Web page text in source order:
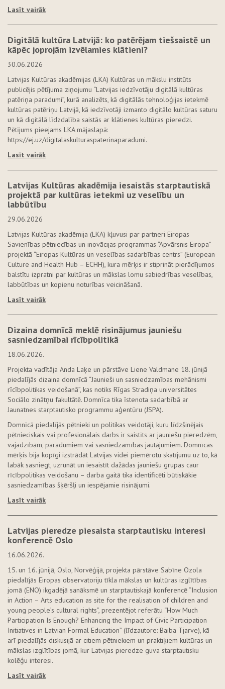
Lasīt vairāk
Digitālā kultūra Latvijā: ko patērējam tiešsaistē un
kāpēc joprojām izvēlamies klātieni?
30.06.2026
Latvijas Kultūras akadēmijas (LKA) Kultūras un mākslu institūts
publicējis pētījuma ziņojumu “Latvijas iedzīvotāju digitālā kultūras
patēriņa paradumi”, kurā analizēts, kā digitālās tehnoloģijas ietekmē
kultūras patēriņu Latvijā, kā iedzīvotāji izmanto digitālo kultūras saturu
un kā digitālā līdzdalība saistās ar klātienes kultūras pieredzi.
Pētījums pieejams LKA mājaslapā:
https://ej.uz/digitalaskulturaspaterinaparadumi.
Lasīt vairāk
Latvijas Kultūras akadēmija iesaistās starptautiskā
projektā par kultūras ietekmi uz veselību un
labbūtību
29.06.2026
Latvijas Kultūras akadēmija (LKA) kļuvusi par partneri Eiropas
Savienības pētniecības un inovācijas programmas “Apvārsnis Eiropa”
projektā “Eiropas Kultūras un veselības sadarbības centrs” (European
Culture and Health Hub – ECHH), kura mērķis ir stiprināt pierādījumos
balstītu izpratni par kultūras un mākslas lomu sabiedrības veselības,
labbūtības un kopienu noturības veicināšanā.
Lasīt vairāk
Dizaina domnīcā meklē risinājumus jauniešu
sasniedzamībai rīcībpolitikā
18.06.2026.
Projekta vadītāja Anda Laķe un pārstāve Liene Valdmane 18. jūnijā
piedalījās dizaina domnīcā “Jaunieši un sasniedzamības mehānismi
rīcībpolitikas veidošanā”, kas notiks Rīgas Stradiņa universitātes
Sociālo zinātņu fakultātē. Domnīca tika īstenota sadarbībā ar
Jaunatnes starptautisko programmu aģentūru (JSPA).
Domnīcā piedalījās pētnieki un politikas veidotāji, kuru līdzšinējais
pētnieciskais vai profesionālais darbs ir saistīts ar jauniešu pieredzēm,
vajadzībām, paradumiem vai sasniedzamības jautājumiem. Domnīcas
mērķis bija kopīgi izstrādāt Latvijas videi piemērotu skatījumu uz to, kā
labāk sasniegt, uzrunāt un iesaistīt dažādas jauniešu grupas caur
rīcībpolitikas veidošanu – darba gaitā tika identificēti būtiskākie
sasniedzamības šķēršļi un iespējamie risinājumi.
Lasīt vairāk
Latvijas pieredze piesaista starptautisku interesi
konferencē Oslo
16.06.2026.
15. un 16. jūnijā, Oslo, Norvēģijā, projekta pārstāve Sabīne Ozola
piedalījās Eiropas observatoriju tīkla mākslas un kultūras izglītības
jomā (ENO) ikgadējā sanāksmē un starptautiskajā konferencē “Inclusion
in Action – Arts education as site for the realisation of children and
young people’s cultural rights”, prezentējot referātu “How Much
Participation Is Enough? Enhancing the Impact of Civic Participation
Initiatives in Latvian Formal Education” (līdzautore: Baiba Tjarve), kā
arī piedalījās diskusijā ar citiem pētniekiem un praktiķiem kultūras un
mākslas izglītības jomā, kur Latvijas pieredze guva starptautisku
kolēģu interesi.
Lasīt vairāk